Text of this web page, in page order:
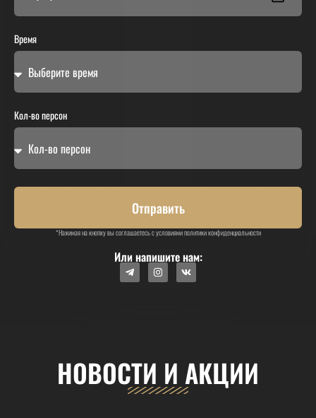
Время
Кол-во персон
Отправить
*Нажимая на кнопку вы соглашаетесь с условиями политики конфиденциальности
Или напишите нам:
НОВОСТИ И АКЦИИ